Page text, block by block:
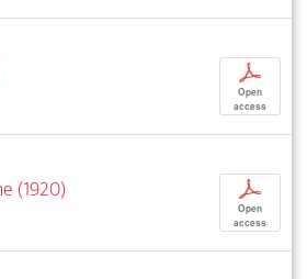
p
Open
access
(1920)
p
Open
access